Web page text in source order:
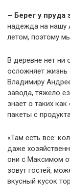
– Берег у пруда
надежда на нашу
летом, поэтому
В деревне нет ни
осложняет жизнь
Владимиру
завода, тяжело
знает о таких
пакеты с
«Там есть все:
даже
они с Максимом
зовут гостей,
вкусный кусок